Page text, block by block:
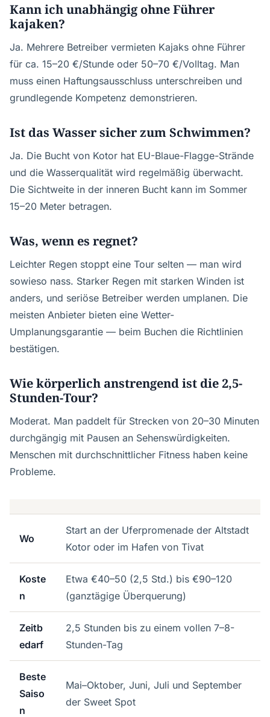
Kann ich unabhängig ohne Führer
kajaken?
Ja. Mehrere Betreiber vermieten Kajaks ohne Führer
für ca. 15–20 €/Stunde oder 50–70 €/Volltag. Man
muss einen Haftungsausschluss unterschreiben und
grundlegende Kompetenz demonstrieren.
Ist das Wasser sicher zum Schwimmen?
Ja. Die Bucht von Kotor hat EU-Blaue-Flagge-Strände
und die Wasserqualität wird regelmäßig überwacht.
Die Sichtweite in der inneren Bucht kann im Sommer
15–20 Meter betragen.
Was, wenn es regnet?
Leichter Regen stoppt eine Tour selten — man wird
sowieso nass. Starker Regen mit starken Winden ist
anders, und seriöse Betreiber werden umplanen. Die
meisten Anbieter bieten eine Wetter-
Umplanungsgarantie — beim Buchen die Richtlinien
bestätigen.
Wie körperlich anstrengend ist die 2,5-
Stunden-Tour?
Moderat. Man paddelt für Strecken von 20–30 Minuten
durchgängig mit Pausen an Sehenswürdigkeiten.
Menschen mit durchschnittlicher Fitness haben keine
Probleme.
Wo
Start an der Uferpromenade der Altstadt
Kotor oder im Hafen von Tivat
Koste
n
Etwa €40–50 (2,5 Std.) bis €90–120
(ganztägige Überquerung)
Zeitb
edarf
2,5 Stunden bis zu einem vollen 7–8-
Stunden-Tag
Beste
Saiso
n
Mai–Oktober, Juni, Juli und September
der Sweet Spot